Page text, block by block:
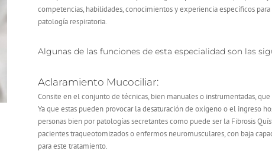
competencias, habilidades, conocimientos y experiencia específicos
patología respiratoria.
Algunas de las funciones de esta especialidad son las
Aclaramiento Mucociliar:
Consite en el conjunto de técnicas, bien manuales o instrumentadas,
Ya que estas pueden provocar la desaturación de oxígeno o el ingreso
personas bien por patologías secretantes como puede ser la Fibrosis
pacientes traqueotomizados o enfermos neuromusculares, con baja
para este tratamiento.